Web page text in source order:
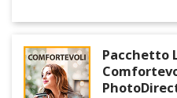
Pacchetto